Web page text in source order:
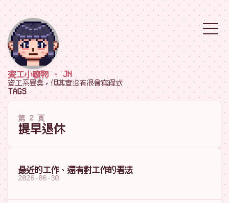
資工小廢物 - JN
資工系畢業，但其實沒有很會寫程式
TAGS
第 2 頁
提早退休
最近的工作、還有對工作的看法
2026-06-30